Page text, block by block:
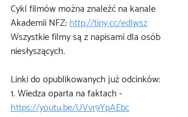
Cykl filmów można znaleźć na kanale
Akademii NFZ: http://tiny.cc/edlwsz
Wszystkie filmy są z napisami dla osób
niesłyszących.
Linki do opublikowanych już odcinków:
1. Wiedza oparta na faktach -
https://youtu.be/UVvr9YpAEbc